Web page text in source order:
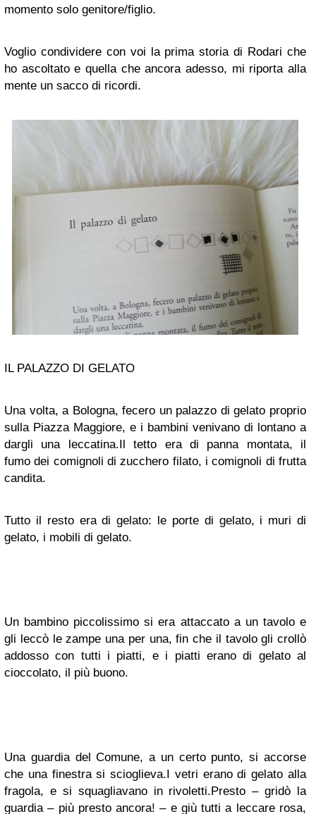
momento solo genitore/figlio.
Voglio condividere con voi la prima storia di Rodari che
ho ascoltato e quella che ancora adesso, mi riporta alla
mente un sacco di ricordi.
IL PALAZZO DI GELATO
Una volta, a Bologna, fecero un palazzo di gelato proprio
sulla Piazza Maggiore, e i bambini venivano di lontano a
dargli una leccatina.Il tetto era di panna montata, il
fumodei comignoli di zucchero filato, i comignoli di frutta
candita.
Tutto il resto era di gelato: le porte di gelato, i muri di
gelato, i mobili di gelato.
Un bambino piccolissimo si era attaccato a un tavolo e
gli leccò le zampe una per una, fin che il tavolo gli crollò
addosso con tutti i piatti, e i piatti erano di gelato al
cioccolato, il più buono.
Una guardia del Comune, a un certo punto, si accorse
che una finestra si scioglieva.I vetri erano di gelato alla
fragola, e si squagliavano in rivoletti.Presto – gridò la
guardia – più presto ancora! – e giù tutti a leccare rosa,